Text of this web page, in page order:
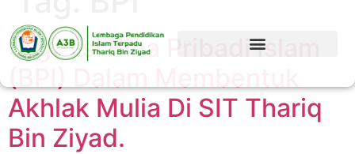
Urgensi Bina Pribadi Islam
Akhlak Mulia Di SIT Thariq
Bin Ziyad.